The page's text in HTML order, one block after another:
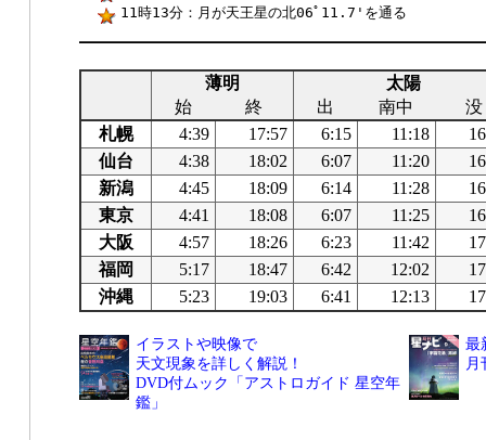
11時13分：月が天王星の北06ﾟ11.7'を通る
薄明
太陽
始
終 出 南中
没
札幌
4:39 17:57 6:15 11:18
仙台
4:38 18:02 6:07 11:20
新潟
4:45 18:09 6:14 11:28
東京
4:41 18:08 6:07 11:25
大阪
4:57 18:26 6:23 11:42
福岡
5:17 18:47 6:42 12:02
沖縄
5:23 19:03 6:41 12:13
イラストや映像で
天文現象を詳しく解説！
DVD付ムック「アストロガイド 星空年
鑑」
最
月